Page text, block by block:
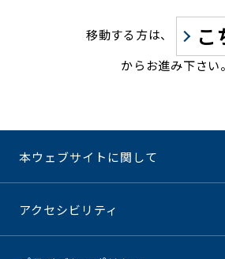
移動する方は、 こ
からお進み下さい。
本ウェブサイトに関して
アクセシビリティ